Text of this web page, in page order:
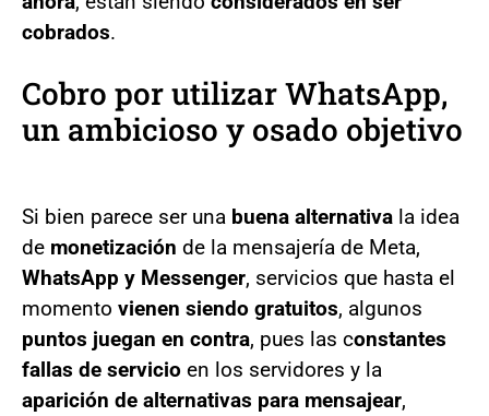
cobrados.
Cobro por utilizar WhatsApp,
un ambicioso y osado objetivo
Si bien parece ser una buena alternativa la idea
de monetización de la mensajería de Meta,
WhatsApp y Messenger, servicios que hasta el
momento vienen siendo gratuitos, algunos
puntos juegan en contra, pues las constantes
fallas de servicio en los servidores y la
aparición de alternativas para mensajear,